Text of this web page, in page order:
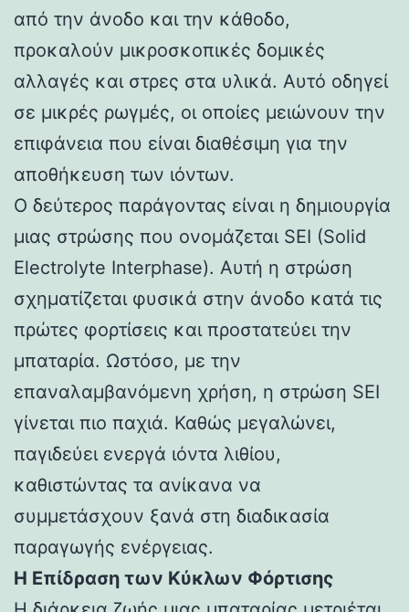
από την άνοδο και την κάθοδο,
προκαλούν μικροσκοπικές δομικές
αλλαγές και στρες στα υλικά. Αυτό οδηγεί
σε μικρές ρωγμές, οι οποίες μειώνουν την
επιφάνεια που είναι διαθέσιμη για την
αποθήκευση των ιόντων.
Ο δεύτερος παράγοντας είναι η δημιουργία
μιας στρώσης που ονομάζεται SEI (Solid
Electrolyte Interphase). Αυτή η στρώση
σχηματίζεται φυσικά στην άνοδο κατά τις
πρώτες φορτίσεις και προστατεύει την
μπαταρία. Ωστόσο, με την
επαναλαμβανόμενη χρήση, η στρώση SEI
γίνεται πιο παχιά. Καθώς μεγαλώνει,
παγιδεύει ενεργά ιόντα λιθίου,
καθιστώντας τα ανίκανα να
συμμετάσχουν ξανά στη διαδικασία
παραγωγής ενέργειας.
Η Επίδραση των Κύκλων Φόρτισης